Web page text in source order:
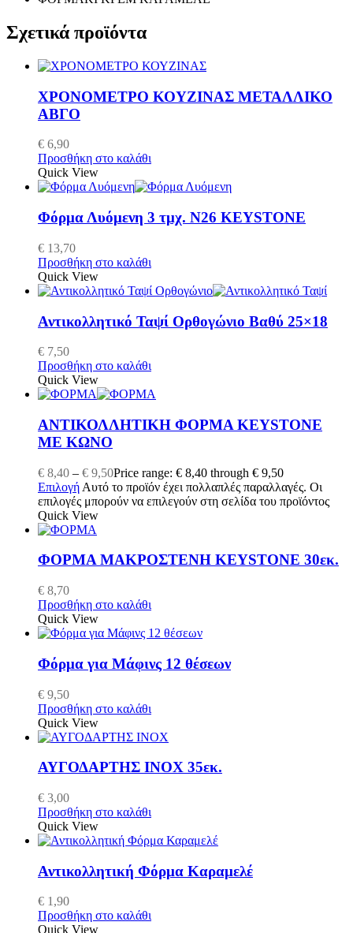
Σχετικά προϊόντα
ΧΡΟΝΟΜΕΤΡΟ ΚΟΥΖΙΝΑΣ ΜΕΤΑΛΛΙΚΟ
ΑΒΓΟ
€ 6,90
Προσθήκη στο καλάθι
Quick View
Φόρμα Λυόμενη 3 τμχ. N26 KEYSTONE
€ 13,70
Προσθήκη στο καλάθι
Quick View
Αντικολλητικό Ταψί Ορθογώνιο Βαθύ 25×18
€ 7,50
Προσθήκη στο καλάθι
Quick View
ΑΝΤΙΚΟΛΛΗΤΙΚΗ ΦΟΡΜΑ KEYSTONE
ΜΕ ΚΩΝΟ
€ 8,40 – € 9,50Price range: € 8,40 through € 9,50
Επιλογή Αυτό το προϊόν έχει πολλαπλές παραλλαγές. Οι
επιλογές μπορούν να επιλεγούν στη σελίδα του προϊόντος
Quick View
ΦΟΡΜΑ ΜΑΚΡΟΣΤΕΝΗ KEYSTONE 30εκ.
€ 8,70
Προσθήκη στο καλάθι
Quick View
Φόρμα για Μάφινς 12 θέσεων
€ 9,50
Προσθήκη στο καλάθι
Quick View
ΑΥΓΟΔΑΡΤΗΣ ΙΝΟΧ 35εκ.
€ 3,00
Προσθήκη στο καλάθι
Quick View
Αντικολλητική Φόρμα Καραμελέ
€ 1,90
Προσθήκη στο καλάθι
Quick View